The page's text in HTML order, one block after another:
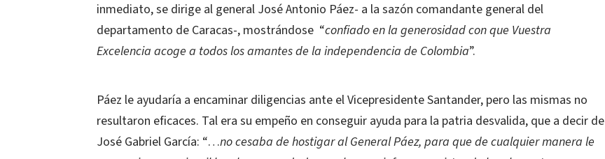
inmediato, se dirige al general José Antonio Páez- a la sazón comandante general del
departamento de Caracas-, mostrándose “confiado en la generosidad con que Vuestra
Excelencia acoge a todos los amantes de la independencia de Colombia”.
Páez le ayudaría a encaminar diligencias ante el Vicepresidente Santander, pero las mismas no
resultaron eficaces. Tal era su empeño en conseguir ayuda para la patria desvalida, que a decir de
José Gabriel García: “…no cesaba de hostigar al General Páez, para que de cualquier manera le